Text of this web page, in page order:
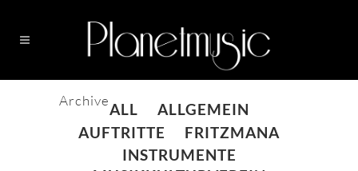
ArchiveALL
ALLGEMEIN
AUFTRITTE
FRITZMANA
INSTRUMENTE